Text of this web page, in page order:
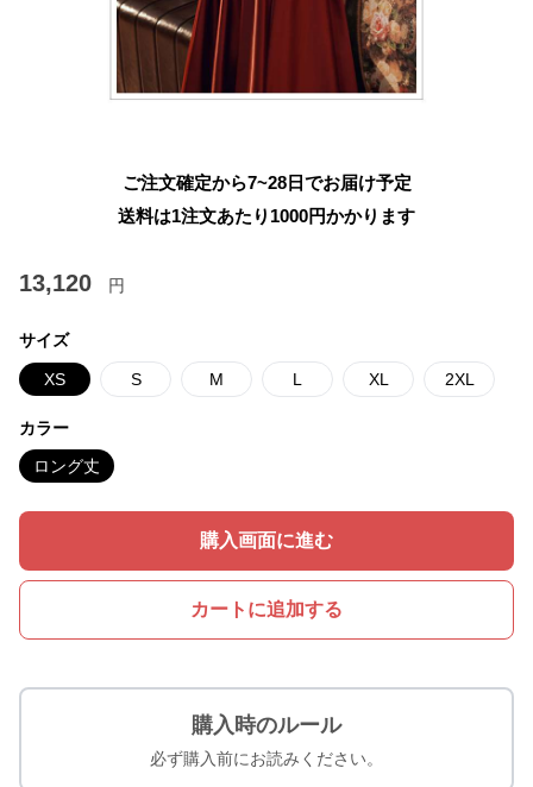
ご注文確定から7~28日でお届け予定
送料は1注文あたり 1000円かかります
13,120 円
サイズ
XS S M L XL 2XL
カラー
ロング丈
購入画面に進む
カートに追加する
購入時のルール
必ず購入前にお読みください。